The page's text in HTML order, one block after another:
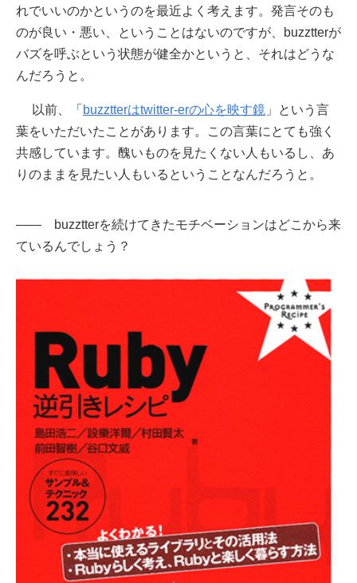
れでいいのかというのを最近よく考えます。発言そのも
のが良い・悪い、ということはないのですが、buzztterが
バズを呼ぶという状態が健全かというと、それはどうな
んだろうと。
以前、「 buzztterはtwitter-erの心を映す鏡 」という言
葉をいただいたことがあります。この言葉にとても強く
共感しています。醜いものを見たくない人もいるし、あ
りのままを見たい人もいるということなんだろうと。
―― buzztterを続けてきたモチベーションはどこから来
ているんでしょう？